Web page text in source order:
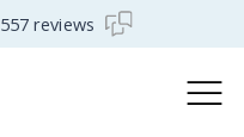
557 reviews